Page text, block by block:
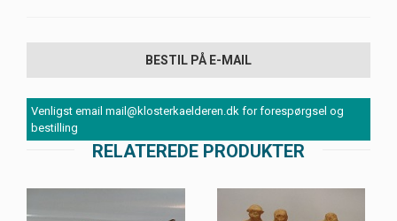
BESTIL PÅ E-MAIL
Venligst email mail@klosterkaelderen.dk for forespørgsel og
bestilling
RELATEREDE PRODUKTER